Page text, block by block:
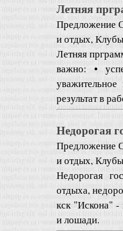
Летняя
Предложение
и отдых,
Летняя
важно: •
результат в
Недорогая
Предложение
и отдых,
Недорогая
отдыха,
кск "Искона" -
и лошади.